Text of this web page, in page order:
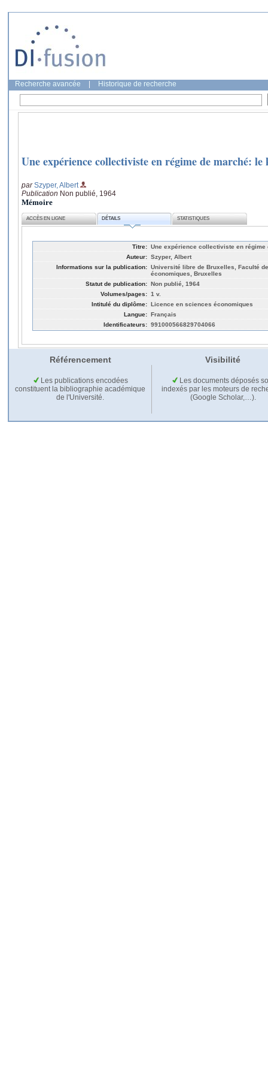
Recherche avancée Historique de recherche
Une expérience collectiviste en régime de marché:
parSzyper, Albert
Publication Non publié, 1964
Mémoire
ACCÈS EN LIGNE DÉTAILS STATISTIQUES
Titre: Une expérience collectiviste en
Auteur: Szyper, Albert
Informations sur la publication: Université libre de Bruxelles, Faculté
économiques, Bruxelles
Statut de publication: Non publié, 1964
Volumes/pages: 1 v.
Intitulé du diplôme: Licence en sciences économiques
Langue: Français
Identificateurs: 991000566829704066
Référencement Visibilité
Les publications encodées
constituent la bibliographie académique
de l'Université.
Les documents déposés
indexés par les moteurs de
(Google Scholar,…).